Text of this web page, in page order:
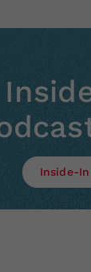
Inside-In